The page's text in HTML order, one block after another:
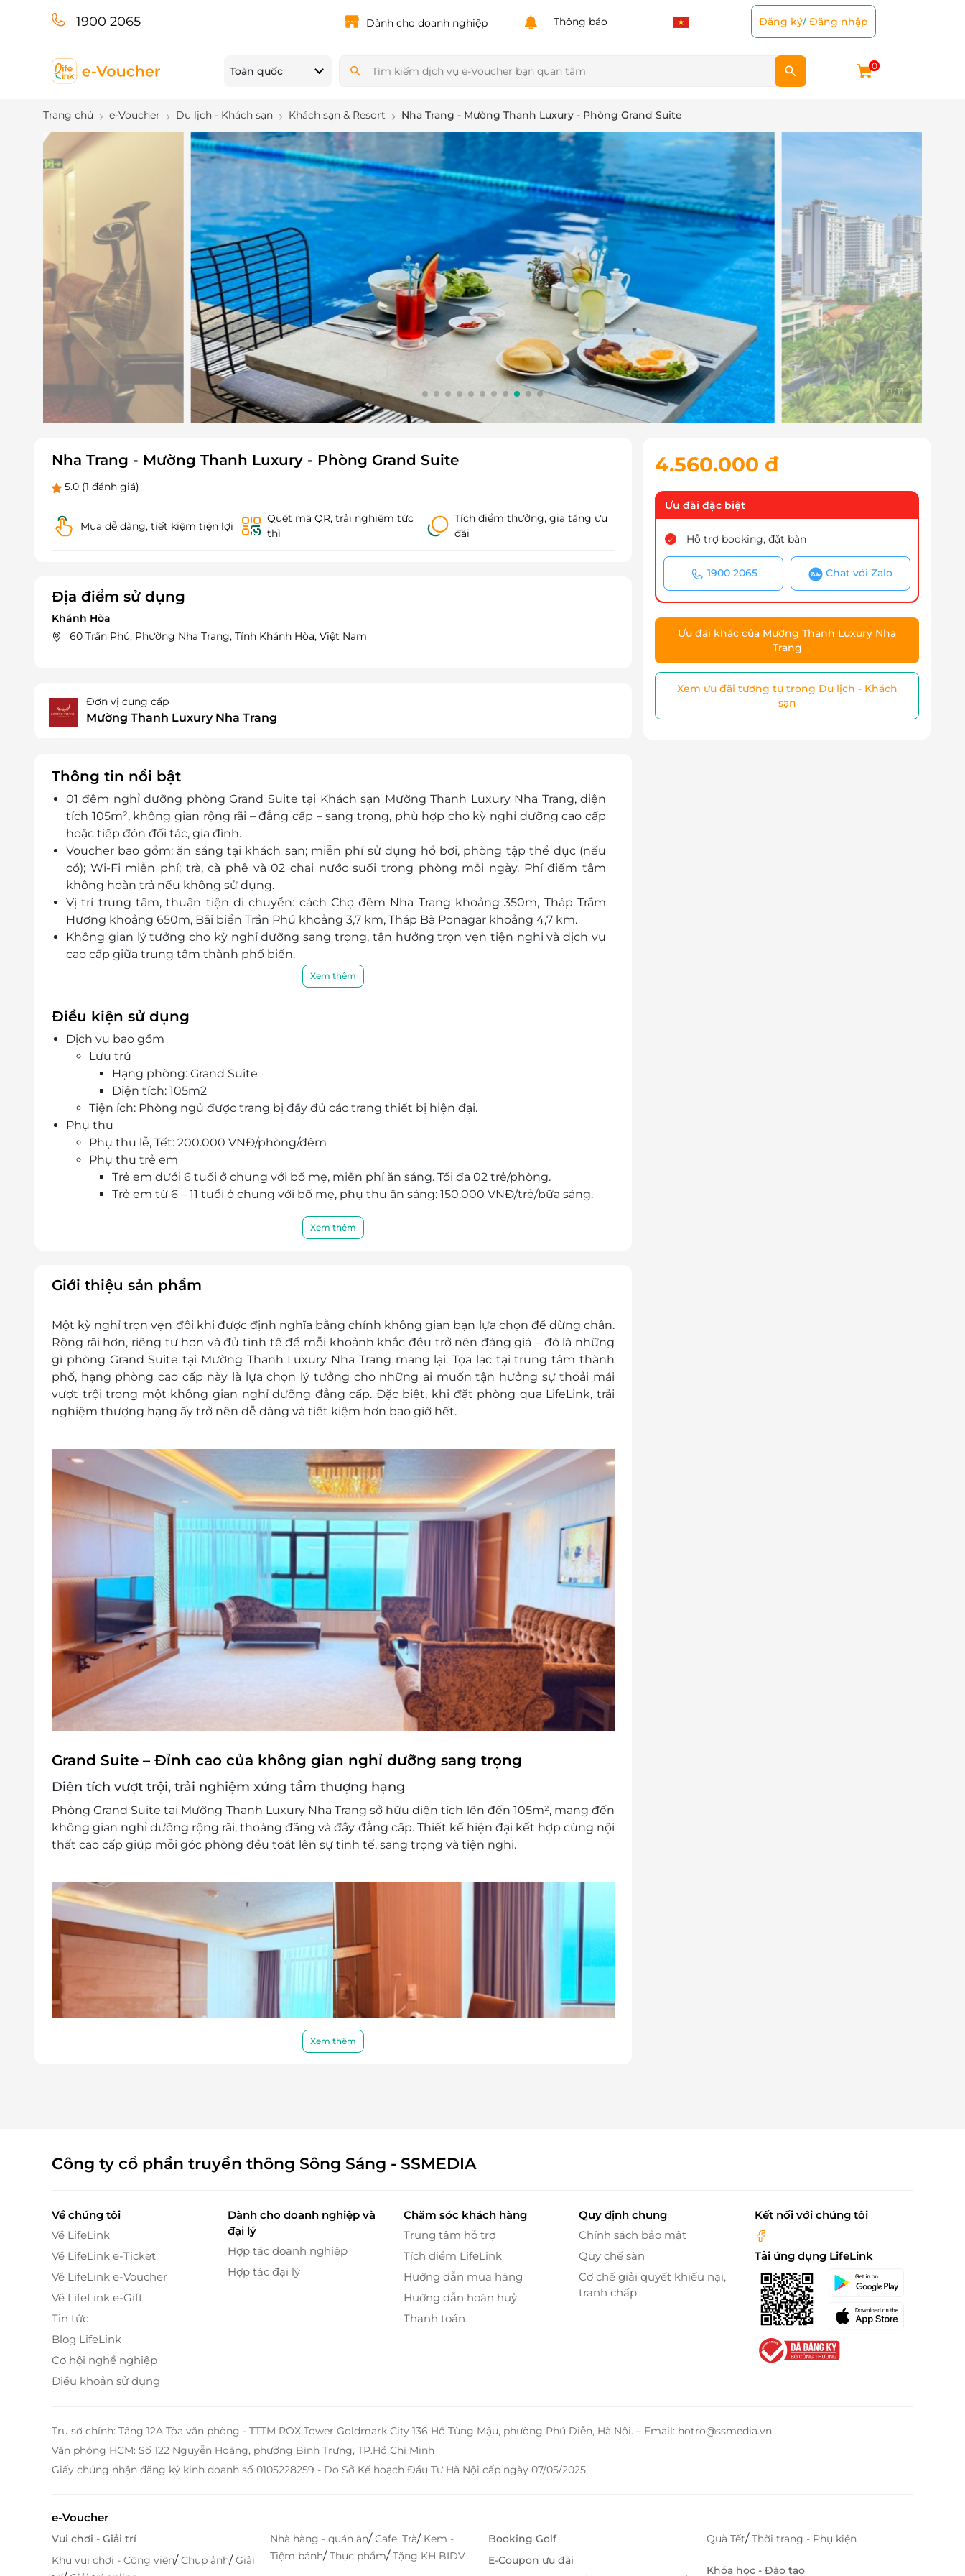
1900 2065 Dành cho doanh nghiệp Thông báo Đăng ký/Đăng nhập
Toàn quốc 0
Trang chủ e-Voucher Du lịch - Khách sạn Khách sạn & Resort Nha Trang - Mường Thanh Luxury - Phòng Grand Suite
10/11
Nha Trang - Mường Thanh Luxury - Phòng Grand Suite
5.0 (1 đánh giá)
Mua dễ dàng, tiết kiệm tiện lợi
Quét mã QR, trải nghiệm tức
thì
Tích điểm thưởng, gia tăng ưu
đãi
Địa điểm sử dụng
Khánh Hòa
60 Trần Phú, Phường Nha Trang, Tỉnh Khánh Hòa, Việt Nam
Đơn vị cung cấp
Mường Thanh Luxury Nha Trang
Thông tin nổi bật
01 đêm nghỉ dưỡng phòng Grand Suite tại Khách sạn Mường Thanh Luxury Nha Trang, diện
tích 105m², không gian rộng rãi – đẳng cấp – sang trọng, phù hợp cho kỳ nghỉ dưỡng cao cấp
hoặc tiếp đón đối tác, gia đình.
Voucher bao gồm: ăn sáng tại khách sạn; miễn phí sử dụng hồ bơi, phòng tập thể dục (nếu
có); Wi-Fi miễn phí; trà, cà phê và 02 chai nước suối trong phòng mỗi ngày. Phí điểm tâm
không hoàn trả nếu không sử dụng.
Vị trí trung tâm, thuận tiện di chuyển: cách Chợ đêm Nha Trang khoảng 350m, Tháp Trầm
Hương khoảng 650m, Bãi biển Trần Phú khoảng 3,7 km, Tháp Bà Ponagar khoảng 4,7 km.
Không gian lý tưởng cho kỳ nghỉ dưỡng sang trọng, tận hưởng trọn vẹn tiện nghi và dịch vụ
cao cấp giữa trung tâm thành phố biển.
Ưu đãi hấp dẫn khi đặt qua nền tảng LifeLink, số lượng voucher có hạn, nhận voucher điện tử
Xem thêm
Điều kiện sử dụng
Dịch vụ bao gồm
Lưu trú
Hạng phòng: Grand Suite
Diện tích: 105m2
Tiện ích: Phòng ngủ được trang bị đầy đủ các trang thiết bị hiện đại.
Phụ thu
Phụ thu lễ, Tết: 200.000 VNĐ/phòng/đêm
Phụ thu trẻ em
Trẻ em dưới 6 tuổi ở chung với bố mẹ, miễn phí ăn sáng. Tối đa 02 trẻ/phòng.
Trẻ em từ 6 – 11 tuổi ở chung với bố mẹ, phụ thu ăn sáng: 150.000 VNĐ/trẻ/bữa sáng.
Phụ thu người lớn thứ 3 (không kê giường phụ): 300.000 VNĐ/đêm (bao gồm ăn sáng).
Thời gian nhận – trả phòng
Giờ nhận phòng: Sau 14h00
Check-in sớm / Check-out muộn: Tùy thuộc vào tình trạng phòng và có thể sẽ phụ thu
theo quy định của khách sạn.
Điều kiện đặt tour
Hotline đặt tour & tư vấn (9h–20h): 1900 2065
Văn phòng HCM: 028 6680 8757
Liên hệ kiểm tra tình trạng phòng trống trước khi mua voucher.
Áp dụng 01 e-Voucher/e-Coupon cho 02 khách.
Một khách hàng được mua nhiều e-Voucher/e-Coupon.
e-Voucher/e-Coupon không có giá trị quy đổi thành tiền mặt, không trả lại tiền thừa.
Không áp dụng đồng thời với các chương trình khuyến mại khác.
Xem thêm
Giới thiệu sản phẩm
Một kỳ nghỉ trọn vẹn đôi khi được định nghĩa bằng chính không gian bạn lựa chọn để dừng chân.
Rộng rãi hơn, riêng tư hơn và đủ tinh tế để mỗi khoảnh khắc đều trở nên đáng giá – đó là những
gì phòng Grand Suite tại Mường Thanh Luxury Nha Trang mang lại. Tọa lạc tại trung tâm thành
phố, hạng phòng cao cấp này là lựa chọn lý tưởng cho những ai muốn tận hưởng sự thoải mái
vượt trội trong một không gian nghỉ dưỡng đẳng cấp. Đặc biệt, khi đặt phòng qua LifeLink, trải
nghiệm thượng hạng ấy trở nên dễ dàng và tiết kiệm hơn bao giờ hết.
Grand Suite – Đỉnh cao của không gian nghỉ dưỡng sang trọng
Diện tích vượt trội, trải nghiệm xứng tầm thượng hạng
Phòng Grand Suite tại Mường Thanh Luxury Nha Trang sở hữu diện tích lên đến 105m², mang đến
không gian nghỉ dưỡng rộng rãi, thoáng đãng và đầy đẳng cấp. Thiết kế hiện đại kết hợp cùng nội
thất cao cấp giúp mỗi góc phòng đều toát lên sự tinh tế, sang trọng và tiện nghi.
Những tiện nghi nổi bật của phòng Grand Suite bao gồm:
Giường ngủ cao cấp với chăn ga gối êm ái, mang đến giấc ngủ trọn vẹn.
Không gian sinh hoạt rộng rãi, phù hợp cho nghỉ dưỡng dài ngày.
Tivi màn hình phẳng với nhiều kênh giải trí chất lượng cao.
Wi-Fi không dây miễn phí, đáp ứng nhu cầu làm việc và giải trí.
Miễn phí trà, cà phê và 02 chai nước suối mỗi ngày.
Xem thêm
4.560.000 đ
Ưu đãi đặc biệt
Hỗ trợ booking, đặt bàn
1900 2065 Chat với Zalo
Ưu đãi khác của Mường Thanh Luxury Nha
Trang
Xem ưu đãi tương tự trong Du lịch - Khách
sạn
Công ty cổ phần truyền thông Sông Sáng - SSMEDIA
Về chúng tôi
Về LifeLink
Về LifeLink e-Ticket
Về LifeLink e-Voucher
Về LifeLink e-Gift
Tin tức
Blog LifeLink
Cơ hội nghề nghiệp
Điều khoản sử dụng
Dành cho doanh nghiệp và
đại lý
Hợp tác doanh nghiệp
Hợp tác đại lý
Chăm sóc khách hàng
Trung tâm hỗ trợ
Tích điểm LifeLink
Hướng dẫn mua hàng
Hướng dẫn hoàn huỷ
Thanh toán
Quy định chung
Chính sách bảo mật
Quy chế sàn
Cơ chế giải quyết khiếu nại,
tranh chấp
Kết nối với chúng tôi
Tải ứng dụng LifeLink
Trụ sở chính: Tầng 12A Tòa văn phòng - TTTM ROX Tower Goldmark City 136 Hồ Tùng Mậu, phường Phú Diễn, Hà Nội. – Email: hotro@ssmedia.vn
Văn phòng HCM: Số 122 Nguyễn Hoàng, phường Bình Trưng, TP.Hồ Chí Minh
Giấy chứng nhận đăng ký kinh doanh số 0105228259 - Do Sở Kế hoạch Đầu Tư Hà Nội cấp ngày 07/05/2025
e-Voucher
Vui chơi - Giải trí
Khu vui chơi - Công viên/Chụp ảnh/Giải
Nhà hàng - quán ăn/Cafe, Trà/ Kem -
Tiệm bánh/Thực phẩm/Tặng KH BIDV
Booking Golf
E-Coupon ưu đãi
Quà Tết/Thời trang - Phụ kiện
Khóa học - Đào tạo